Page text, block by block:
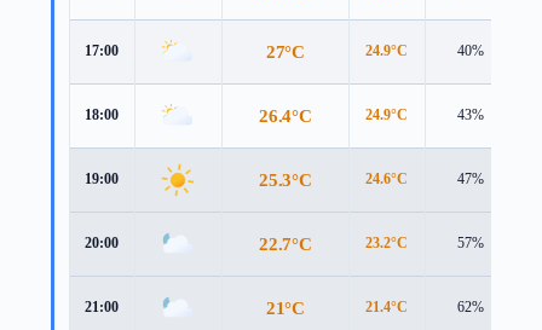
17:00 27°C 24.9°C 40%
18:00 26.4°C 24.9°C 43%
19:00 25.3°C 24.6°C 47%
20:00 22.7°C 23.2°C 57%
21:00 21°C 21.4°C 62%